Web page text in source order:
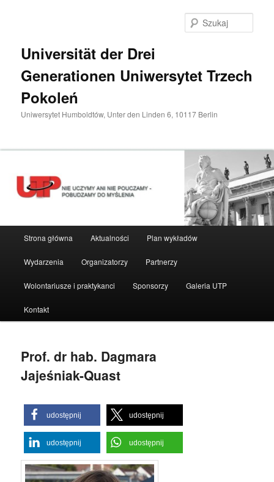
Universität der Drei
Generationen Uniwersytet Trzech
Pokoleń
Uniwersytet Humboldtów, Unter den Linden 6, 10117 Berlin
Strona główna Aktualności Plan wykładów
Wydarzenia Organizatorzy Partnerzy
Wolontariusze i praktykanci Sponsorzy Galeria UTP
Kontakt
Prof. dr hab. Dagmara
Jajeśniak-Quast
udostępnij udostępnij
udostępnij udostępnij